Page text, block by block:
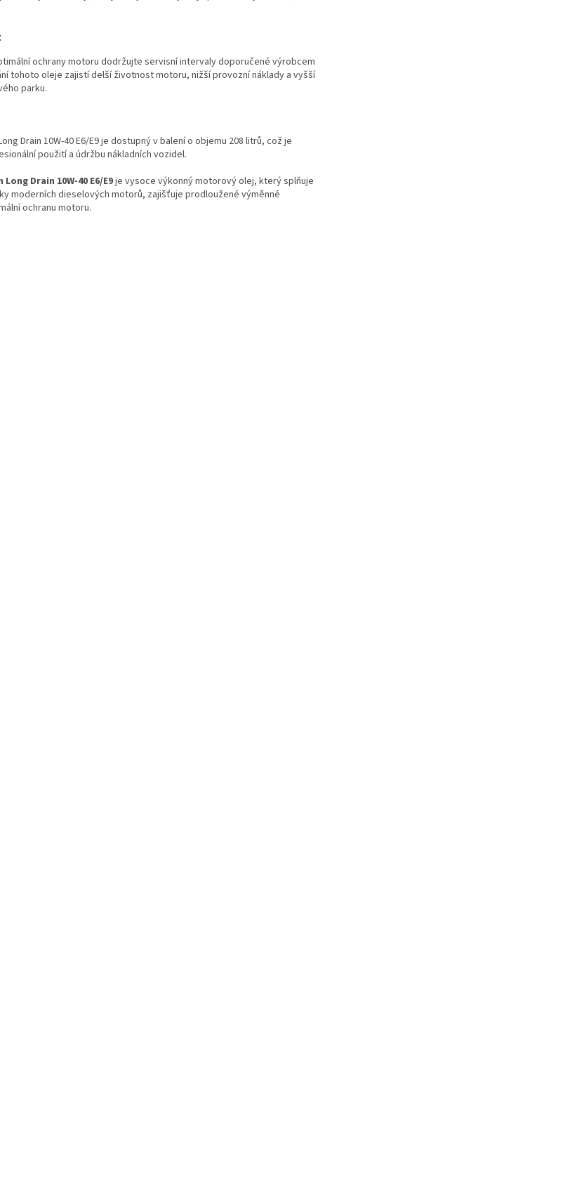
ochrany motoru dodržujte servisní intervaly doporučené výrobcem
tohoto oleje zajistí delší životnost motoru, nižší provozní náklady a vyšší
parku.
Drain 10W-40 E6/E9 je dostupný v balení o objemu 208 litrů, což je
použití a údržbu nákladních vozidel.
Drain 10W-40 E6/E9je vysoce výkonný motorový olej, který splňuje
moderních dieselových motorů, zajišťuje prodloužené výměnné
ochranu motoru.